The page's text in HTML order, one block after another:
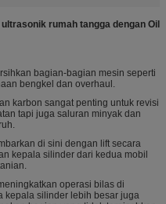
rumah tangga dengan Oil
bagian-bagian mesin seperti
bengkel dan overhaul.
karbon sangat penting untuk revisi
tapi juga saluran minyak dan
di sini dengan lift secara
kepala silinder dari kedua mobil
operasi bilas di
kepala silinder lebih besar juga